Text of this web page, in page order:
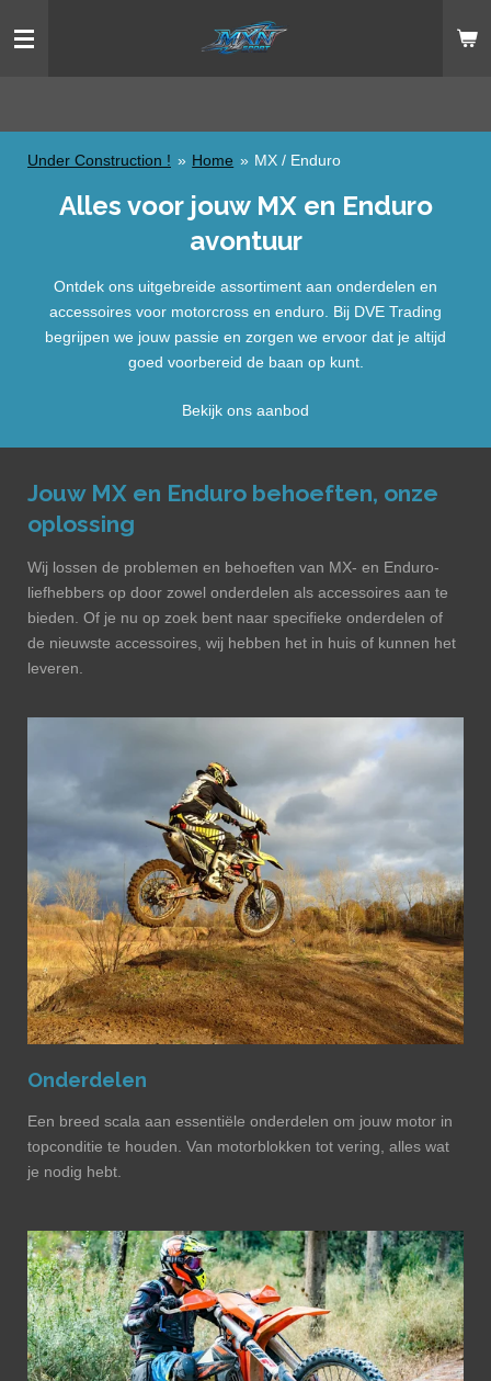
direct
Under Construction ! » Home » MX / Enduro
Alles voor jouw MX en Enduro
avontuur
Ontdek ons uitgebreide assortiment aan onderdelen en
accessoires voor motorcross en enduro. Bij DVE Trading
begrijpen we jouw passie en zorgen we ervoor dat je altijd
goed voorbereid de baan op kunt.
Bekijk ons aanbod
Jouw MX en Enduro behoeften, onze
oplossing
Wij lossen de problemen en behoeften van MX- en Enduro-
liefhebbers op door zowel onderdelen als accessoires aan te
bieden. Of je nu op zoek bent naar specifieke onderdelen of
de nieuwste accessoires, wij hebben het in huis of kunnen het
leveren.
Onderdelen
Een breed scala aan essentiële onderdelen om jouw motor in
topconditie te houden. Van motorblokken tot vering, alles wat
je nodig hebt.